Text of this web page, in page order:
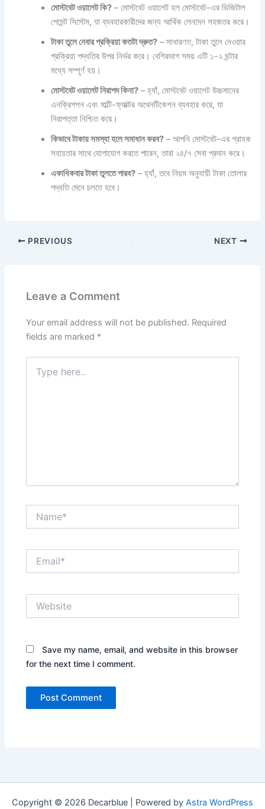
মোস্টবেট ওয়ালেট কি? – মোস্টবেট ওয়ালেট হল মোস্টবেট-এর ডিজিটাল
পেমেন্ট সিস্টেম, যা ব্যবহারকারীদের জন্য আর্থিক লেনদেন সহজতর করে।
টাকা তুলে নেবার প্রক্রিয়া কতটা দ্রুত? – সাধারণত, টাকা তুলে নেওয়ার
প্রক্রিয়া পদ্ধতির উপর নির্ভর করে। বেশিরভাগ সময় এটি ১-২ ঘন্টার
মধ্যে সম্পূর্ণ হয়।
মোস্টবেট ওয়ালেট নিরাপদ কিনা? – হ্যাঁ, মোস্টবেট ওয়ালেট উচ্চমানের
এনক্রিপশন এবং মাল্টি-ফ্যাক্টর অথেনটিকেশন ব্যবহার করে, যা
নিরাপত্তা নিশ্চিত করে।
কিভাবে টাকায় সমস্যা হলে সমাধান করব? – আপনি মোস্টবেট-এর গ্রাহক
সহায়তার সাথে যোগাযোগ করতে পারেন, তারা ২৪/৭ সেবা প্রদান করে।
একাধিকবার টাকা তুলতে পারব? – হ্যাঁ, তবে নিয়ম অনুযায়ী টাকা তোলার
পদ্ধতি মেনে চলতে হবে।
PREVIOUS NEXT
Leave a Comment
Your email address will not be published. Required
fields are marked *
here..
Save my name, email, and website in this browser
for the next time I comment.
Copyright © 2026 Decarblue | Powered by Astra WordPress